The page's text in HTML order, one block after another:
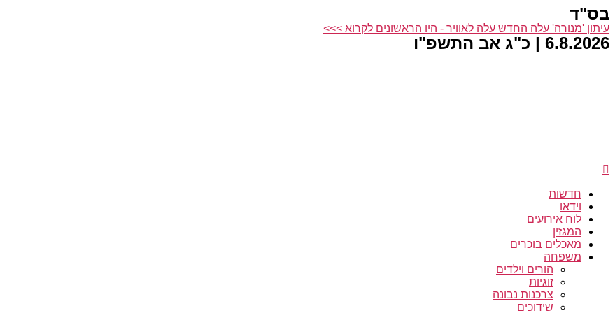
דלג
לתוכן
בס"ד
עיתון 'מנורה' עלה החדש עלה לאוויר - היו הראשונים לקרוא >>>
6.8.2026 | כ"ג אב התשפ"ו
חדשות
וידאו
לוח אירועים
המגזין
מאכלים בוכרים
משפחה
הורים וילדים
זוגיות
צרכנות נבונה
שידוכים